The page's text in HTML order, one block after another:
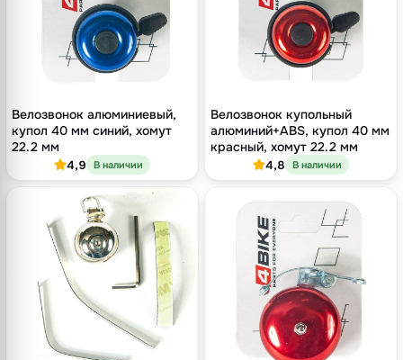
Велозвонок алюминиевый,
купол 40 мм синий, хомут
22.2 мм
4,9 В наличии
Велозвонок купольный
алюминий+ABS, купол 40 мм
красный, хомут 22.2 мм
4,8 В наличии